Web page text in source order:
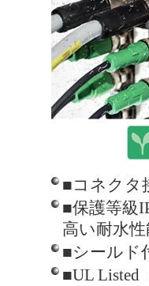
■コネクタ
■保護等級
高い耐水性
■シールド
■UL Listed